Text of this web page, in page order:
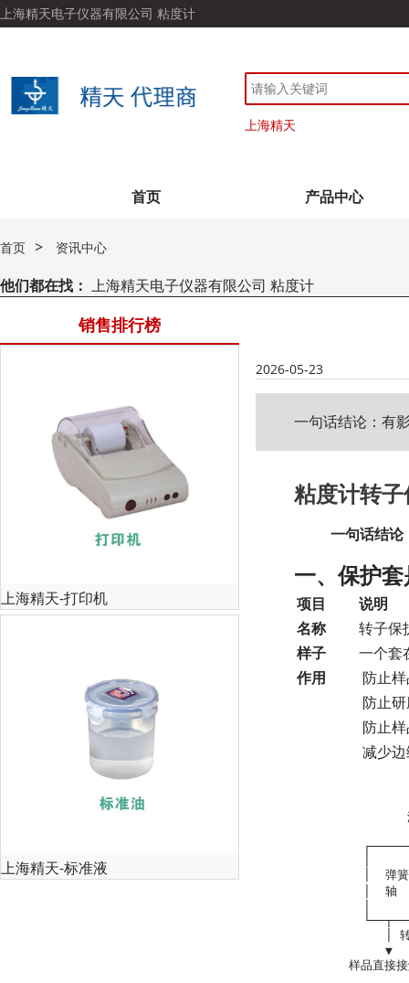
上海精天电子仪器有限公司 粘度计
上海精天
首页 产品中心
首页 > 资讯中心
他们都在找： 上海精天电子仪器有限公司 粘度计
销售排行榜
上海精天-打印机
上海精天-标准液
2026-05-23
一句话结论：有
粘度计转
一句话结论
一、保护
项目
说明
名称
转子保
样子
一个套
作用
防止
防止
防止
减少
│  弹
│  轴
│
▼